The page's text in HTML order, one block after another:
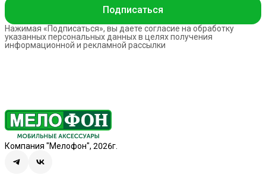
Подписаться
Нажимая «Подписаться», вы даете согласие на обработку
указанных персональных данных в целях получения
информационной и рекламной рассылки
Компания "Мелофон", 2026г.